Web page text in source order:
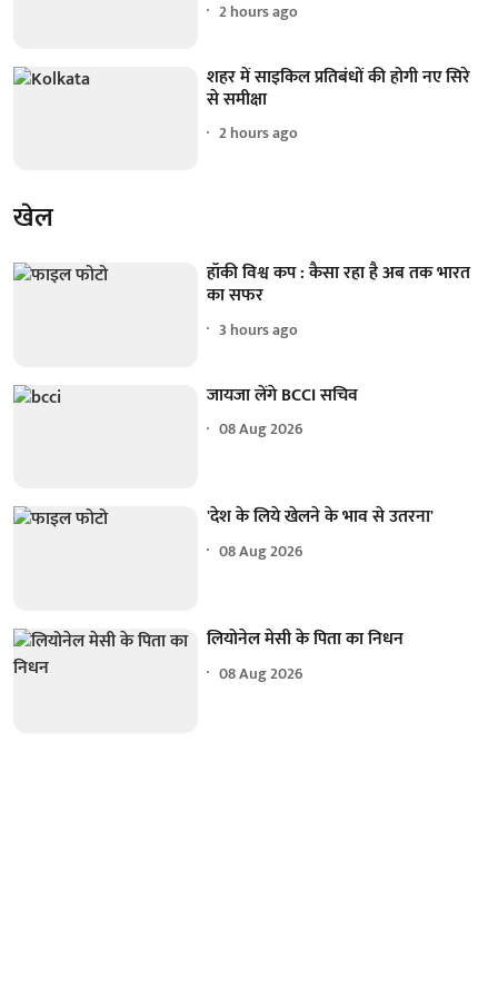
2 hours ago
शहर में साइकिल प्रतिबंधों की होगी नए सिरे
से समीक्षा
2 hours ago
खेल
हॉकी विश्व कप : कैसा रहा है अब तक भारत
का सफर
3 hours ago
जायजा लेंगे BCCI सचिव
08 Aug 2026
'देश के लिये खेलने के भाव से उतरना'
08 Aug 2026
लियोनेल मेसी के पिता का निधन
08 Aug 2026